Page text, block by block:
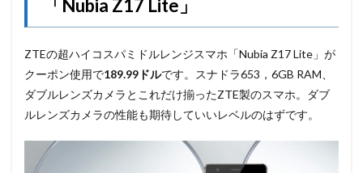
「Nubia Z17 Lite」
ZTEの超ハイコスパミドルレンジスマホ「Nubia Z17 Lite」が
クーポン使用で189.99ドルです。スナドラ653，6GB RAM、
ダブルレンズカメラとこれだけ揃ったZTE製のスマホ。ダブ
ルレンズカメラの性能も期待していいレベルのはずです。